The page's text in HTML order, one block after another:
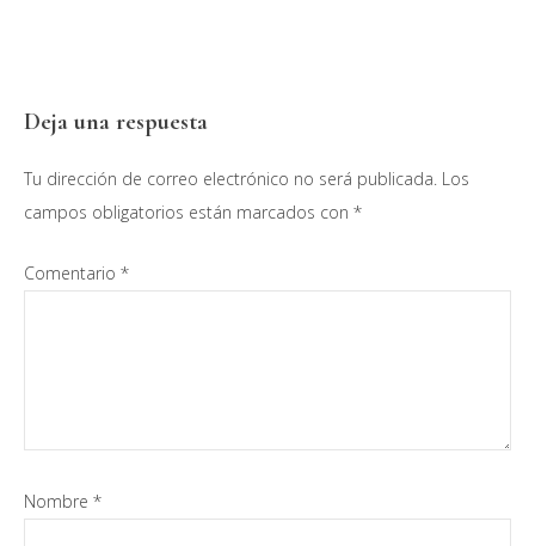
Interacciones
con
los
Deja una respuesta
Tu dirección de correo electrónico no será publicada. Los
campos obligatorios están marcados con *
Comentario *
Nombre *